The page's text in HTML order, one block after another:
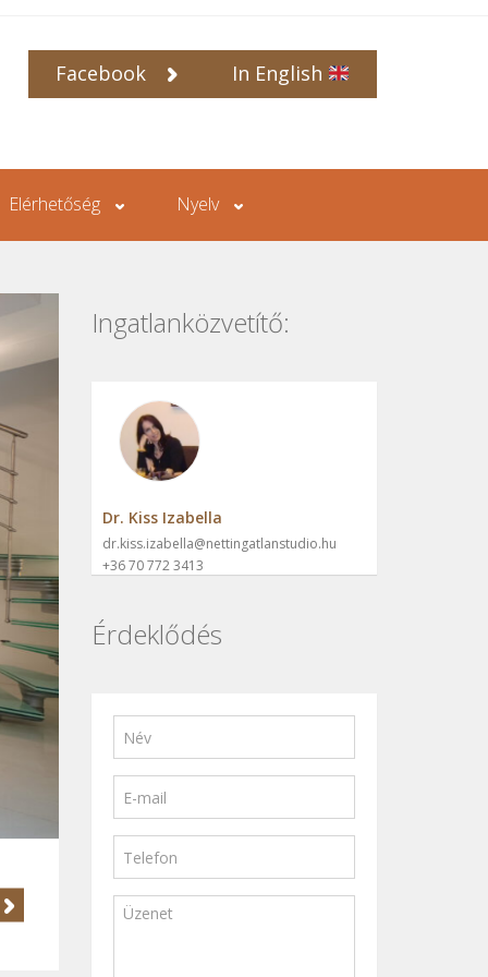
In English
Facebook
Elérhetőség Nyelv
Ingatlanközvetítő:
Dr. Kiss Izabella
dr.kiss.izabella@nettingatlanstudio.hu
+36 70 772 3413
Érdeklődés